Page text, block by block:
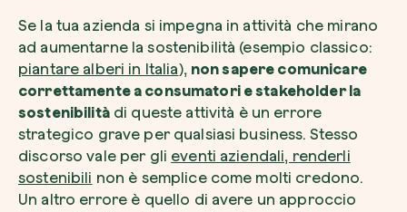
Se la tua azienda si impegna in attività che mirano
ad aumentarne la sostenibilità (esempio classico:
piantare alberi in Italia), non sapere comunicare
correttamente a consumatori e stakeholder la
sostenibilitàdi queste attività è un errore
strategico grave per qualsiasi business. Stesso
discorso vale per gli eventi aziendali, renderli
sostenibili non è semplice come molti credono.
Un altro errore è quello di avere un approccio